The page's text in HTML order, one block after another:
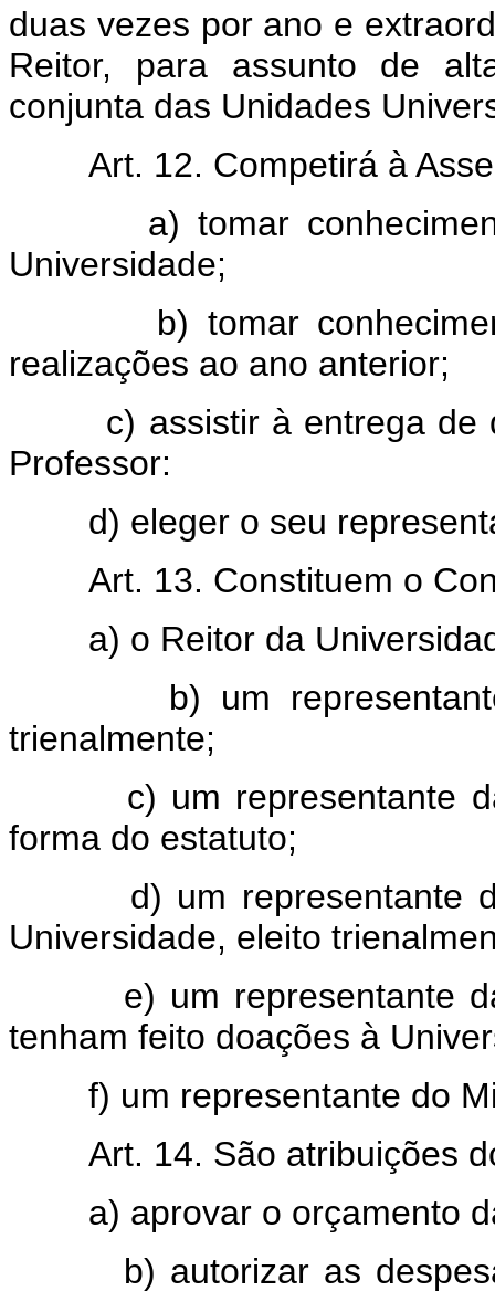
duas vezes por ano e
Reitor, para assunto de
conjunta das Unidades
Art. 12. Competirá à
a) tomar conhecimento
Universidade;
b) tomar conhecimento
realizações ao ano anterior;
c) assistir à entrega de
Professor:
d) eleger o seu
Art. 13. Constituem o
a) o Reitor da
b) um representante
trienalmente;
c) um representante da
forma do estatuto;
d) um representante da
Universidade, eleito
e) um representante das
tenham feito doações à
f) um representante do
Art. 14. São atribuições
a) aprovar o orçamento
b) autorizar as despesas